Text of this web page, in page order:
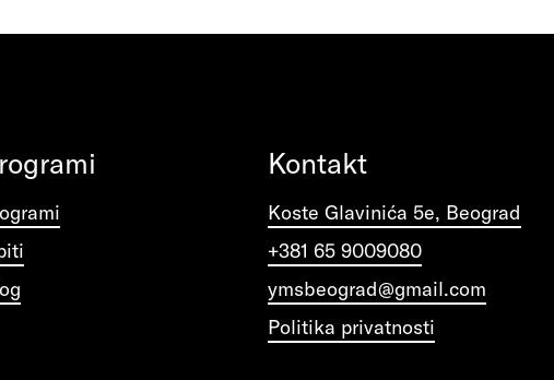
Kontakt
Koste Glavinića 5e, Beograd
+381 65 9009080
ymsbeograd@gmail.com
Politika privatnosti